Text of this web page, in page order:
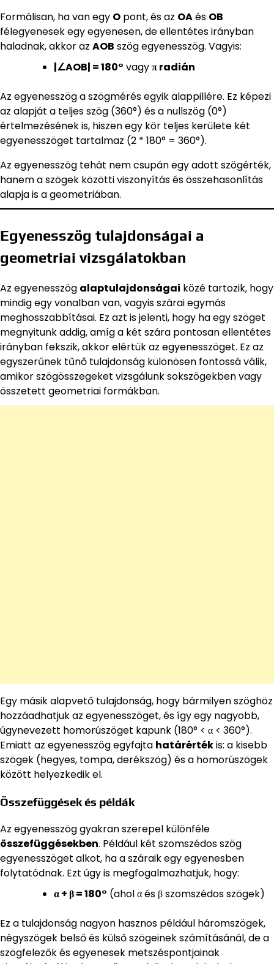
Formálisan, ha van egy O pont, és az OAés OB
félegyenesek egy egyenesen, de ellentétes irányban
haladnak, akkor az AOB szög egyenesszög. Vagyis:
|∠AOB| = 180° vagyπ radián
Az egyenesszög a szögmérés egyik alappillére. Ez képezi
az alapját a teljes szög (360°) és a nullszög (0°)
értelmezésének is, hiszen egy kör teljes kerülete két
egyenesszöget tartalmaz (2 * 180° = 360°).
Az egyenesszög tehát nem csupán egy adott szögérték,
hanem a szögek közötti viszonyítás és összehasonlítás
alapja is a geometriában.
Egyenesszög tulajdonságai a
geometriai vizsgálatokban
Az egyenesszög alaptulajdonságai közé tartozik, hogy
mindig egy vonalban van, vagyis szárai egymás
meghosszabbításai. Ez azt is jelenti, hogy ha egy szöget
megnyitunk addig, amíg a két szára pontosan ellentétes
irányban fekszik, akkor elértük az egyenesszöget. Ez az
egyszerűnek tűnő tulajdonság különösen fontossá válik,
amikor szögösszegeket vizsgálunk sokszögekben vagy
összetett geometriai formákban.
Egy másik alapvető tulajdonság, hogy bármilyen szöghöz
hozzáadhatjuk az egyenesszöget, és így egy nagyobb,
úgynevezett homorúszöget kapunk (180° < α < 360°).
Emiatt az egyenesszög egyfajta határértékis: a kisebb
szögek (hegyes, tompa, derékszög) és a homorúszögek
között helyezkedik el.
Összefüggések és példák
Az egyenesszög gyakran szerepel különféle
összefüggésekben. Például két szomszédos szög
egyenesszöget alkot, ha a száraik egy egyenesben
folytatódnak. Ezt úgy is megfogalmazhatjuk, hogy:
α + β = 180° (ahol α és β szomszédos szögek)
Ez a tulajdonság nagyon hasznos például háromszögek,
négyszögek belső és külső szögeinek számításánál, de a
szögfelezők és egyenesek metszéspontjainak